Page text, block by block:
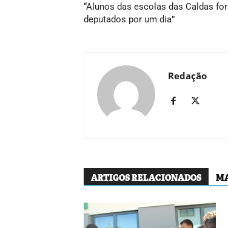
“Alunos das escolas das Caldas
deputados por um dia”
Redação
ARTIGOS RELACIONADOS